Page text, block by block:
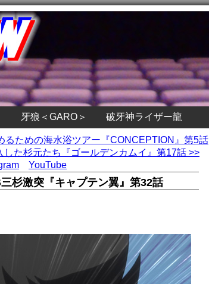
牙狼＜GARO＞ 破牙神ライザー龍
るための海水浴ツアー『CONCEPTION』第5話
た杉元たち『ゴールデンカムイ』第17話 >>
YouTube
杉激突『キャプテン翼』第32話